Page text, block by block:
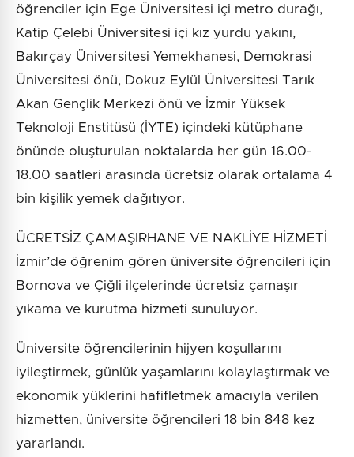
öğrenciler için Ege Üniversitesi içi metro durağı,
Katip Çelebi Üniversitesi içi kız yurdu yakını,
Bakırçay Üniversitesi Yemekhanesi, Demokrasi
Üniversitesi önü, Dokuz Eylül Üniversitesi Tarık
Akan Gençlik Merkezi önü ve İzmir Yüksek
Teknoloji Enstitüsü (İYTE) içindeki kütüphane
önünde oluşturulan noktalarda her gün 16.00-
18.00 saatleri arasında ücretsiz olarak ortalama 4
bin kişilik yemek dağıtıyor.
ÜCRETSİZ ÇAMAŞIRHANE VE NAKLİYE HİZMETİ
İzmir’de öğrenim gören üniversite öğrencileri için
Bornova ve Çiğli ilçelerinde ücretsiz çamaşır
yıkama ve kurutma hizmeti sunuluyor.
Üniversite öğrencilerinin hijyen koşullarını
iyileştirmek, günlük yaşamlarını kolaylaştırmak ve
ekonomik yüklerini hafifletmek amacıyla verilen
hizmetten, üniversite öğrencileri 18 bin 848 kez
yararlandı.